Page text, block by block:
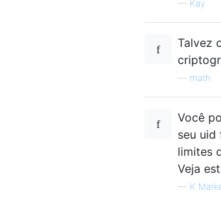
— Kay
Talvez
math
Você
seu uid
limites
Veja
— K